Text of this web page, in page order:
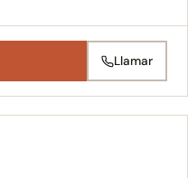
Llamar